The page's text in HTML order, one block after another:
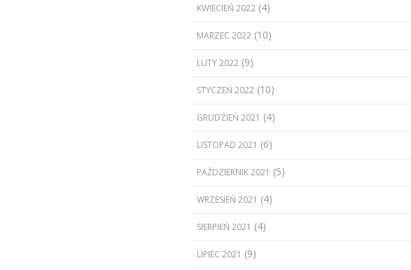
KWIECIEŃ 2022(4)
MARZEC 2022(10)
LUTY 2022(9)
STYCZEŃ 2022(10)
GRUDZIEŃ 2021 (4)
LISTOPAD 2021 (6)
PAŹDZIERNIK 2021 (5)
WRZESIEŃ 2021 (4)
SIERPIEŃ 2021 (4)
LIPIEC 2021 (9)